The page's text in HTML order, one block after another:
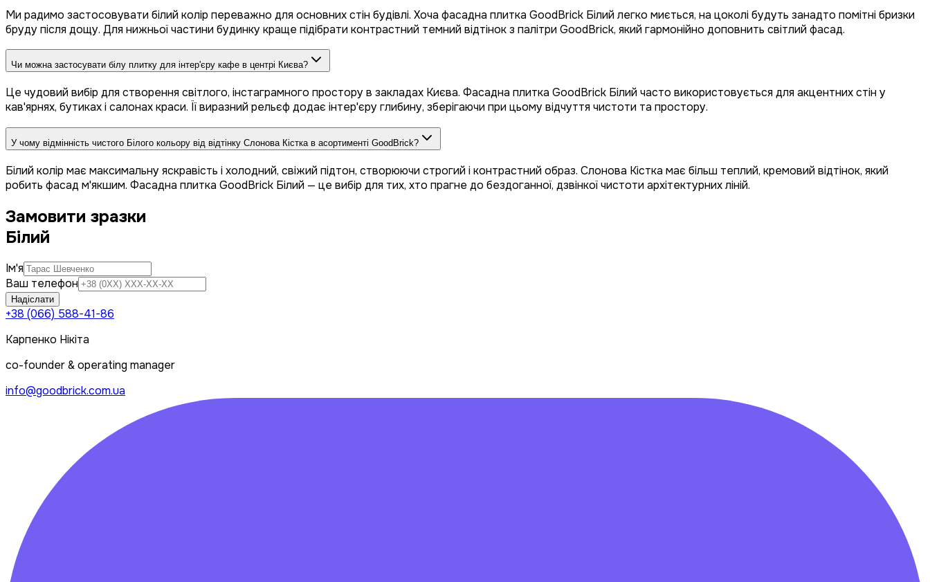
Ми радимо застосовувати білий колір переважно для основних стін будівлі. Хоча фасадна плитка GoodBrick Білий легко миється, на цоколі будуть занадто помітні бризки
бруду після дощу. Для нижньої частини будинку краще підібрати контрастний темний відтінок з палітри GoodBrick, який гармонійно доповнить світлий фасад.
Чи можна застосувати білу плитку для інтер'єру кафе в центрі Києва?
Це чудовий вибір для створення світлого, інстаграмного простору в закладах Києва. Фасадна плитка GoodBrick Білий часто використовується для акцентних стін у
кав'ярнях, бутиках і салонах краси. Її виразний рельєф додає інтер'єру глибину, зберігаючи при цьому відчуття чистоти та простору.
У чому відмінність чистого Білого кольору від відтінку Слонова Кістка в асортименті GoodBrick?
Білий колір має максимальну яскравість і холодний, свіжий підтон, створюючи строгий і контрастний образ. Слонова Кістка має більш теплий, кремовий відтінок, який
робить фасад м'якшим. Фасадна плитка GoodBrick Білий — це вибір для тих, хто прагне до бездоганної, дзвінкої чистоти архітектурних ліній.
Замовити зразки
Білий
Ім'я
Ваш телефон
Надіслати
+38 (066) 588-41-86
Карпенко Нікіта
co-founder & operating manager
info@goodbrick.com.ua